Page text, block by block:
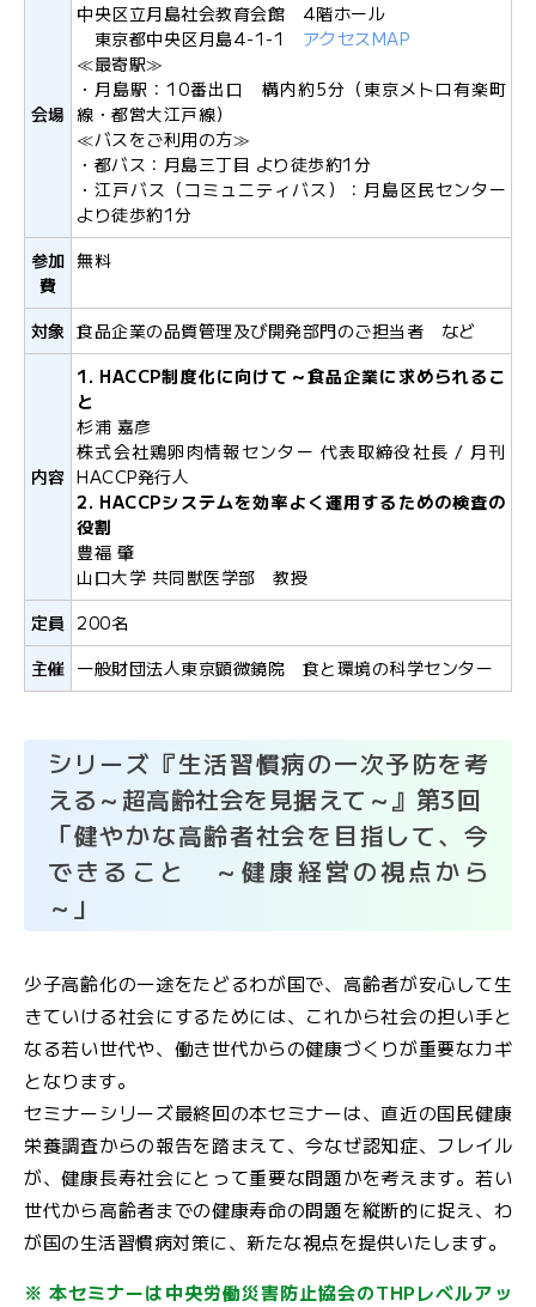
ズ
中 大
お
問
い
合
メ
ガ
ジ
ン
会場
中央区立月島社会教育会館 4階ホール
東京都中央区月島4-1-1 アクセスMAP
≪最寄駅≫
・月島駅：10番出口 構内約5分（東京メトロ有楽町
線・都営大江戸線）
≪バスをご利用の方≫
・都バス：月島三丁目 より徒歩約1分
・江戸バス（コミュニティバス）：月島区民センター
より徒歩約1分
参加
費
無料
対象 食品企業の品質管理及び開発部門のご担当者 など
内容
1. HACCP制度化に向けて～食品企業に求められるこ
と
杉浦 嘉彦
株式会社鶏卵肉情報センター 代表取締役社長 / 月刊
HACCP発行人
2. HACCPシステムを効率よく運用するための検査の
役割
豊福 肇
山口大学 共同獣医学部 教授
定員 200名
主催 一般財団法人東京顕微鏡院 食と環境の科学センター
シリーズ『生活習慣病の一次予防を考
える～超高齢社会を見据えて～』第3回
「健やかな高齢者社会を目指して、今
できること ～健康経営の視点から
～」
少子高齢化の一途をたどるわが国で、高齢者が安心して生
きていける社会にするためには、これから社会の担い手と
なる若い世代や、働き世代からの健康づくりが重要なカギ
となります。
セミナーシリーズ最終回の本セミナーは、直近の国民健康
栄養調査からの報告を踏まえて、今なぜ認知症、フレイル
が、健康長寿社会にとって重要な問題かを考えます。若い
世代から高齢者までの健康寿命の問題を縦断的に捉え、わ
が国の生活習慣病対策に、新たな視点を提供いたします。
※ 本セミナーは中央労働災害防止協会のTHPレベルアッ